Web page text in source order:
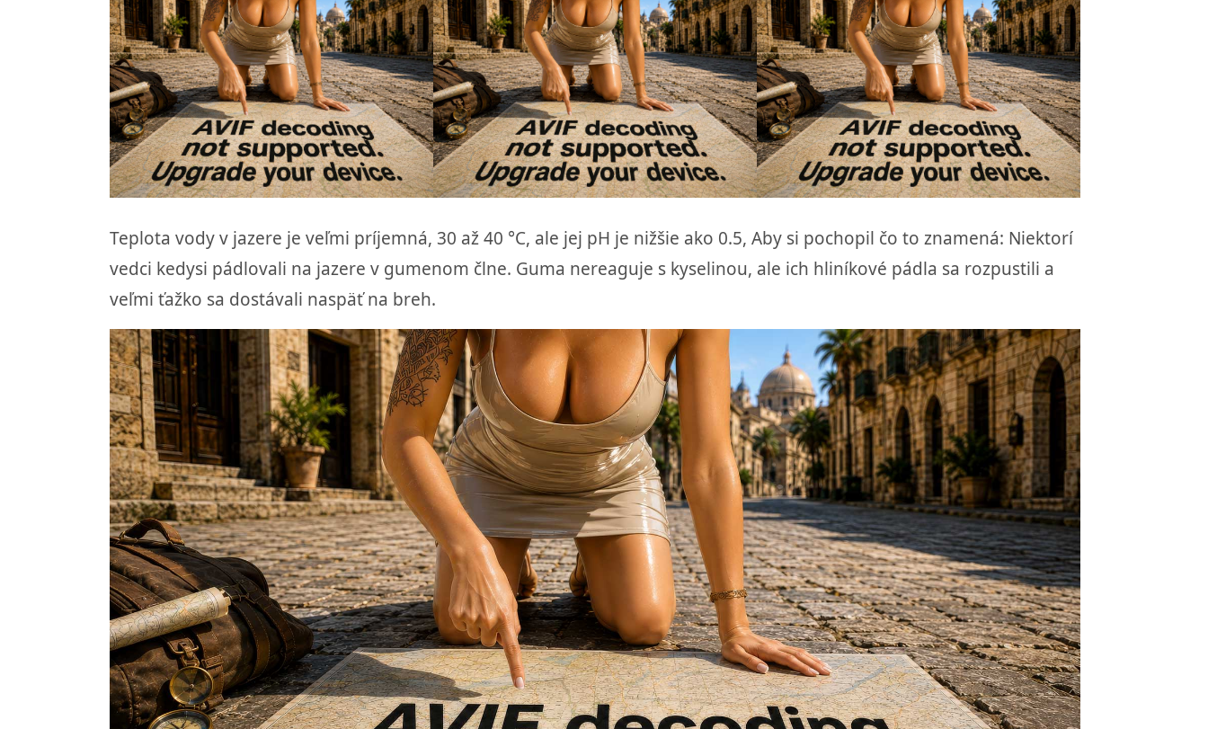
Teplota vody v jazere je veľmi príjemná, 30 až 40 °C, ale jej pH je nižšie ako 0.5, Aby si pochopil čo to znamená: Niektorí
vedci kedysi pádlovali na jazere v gumenom člne. Guma nereaguje s kyselinou, ale ich hliníkové pádla sa rozpustili a
veľmi ťažko sa dostávali naspäť na breh.